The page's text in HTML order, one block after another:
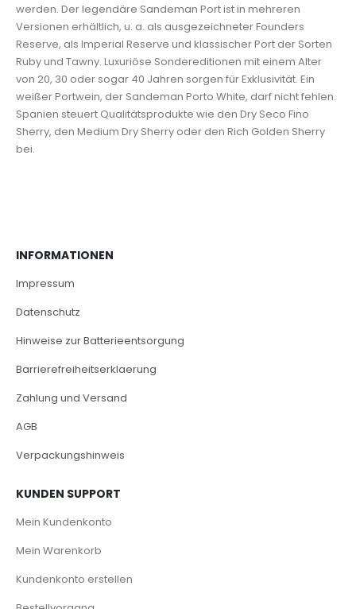
werden. Der legendäre Sandeman Port ist in mehreren
Versionen erhältlich, u. a. als ausgezeichneter Founders
Reserve, als Imperial Reserve und klassischer Port der Sorten
Ruby und Tawny. Luxuriöse Sondereditionen mit einem Alter
von 20, 30 oder sogar 40 Jahren sorgen für Exklusivität. Ein
weißer Portwein, der Sandeman Porto White, darf nicht fehlen.
Spanien steuert Qualitätsprodukte wie den Dry Seco Fino
Sherry, den Medium Dry Sherry oder den Rich Golden Sherry
bei.
INFORMATIONEN
Impressum
Datenschutz
Hinweise zur Batterieentsorgung
Barrierefreiheitserklaerung
Zahlung und Versand
AGB
Verpackungshinweis
KUNDEN SUPPORT
Mein Kundenkonto
Mein Warenkorb
Kundenkonto erstellen